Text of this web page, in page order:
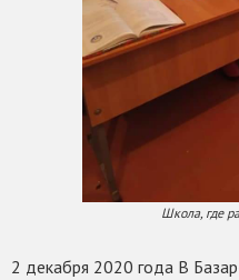
Школа, где
2 декабря 2020 года В